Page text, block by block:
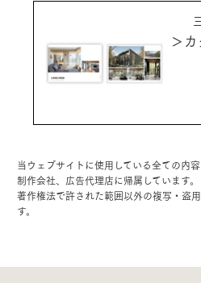
＞
当ウェブサイトに使用している全ての内
制作会社、広告代理店に帰属しています。
著作権法で許された範囲以外の複写・盗
す。